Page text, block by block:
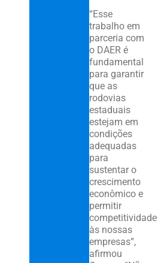
“Esse
trabalho em
parceria com
o DAER é
fundamental
para garantir
que as
rodovias
estaduais
estejam em
condições
adequadas
para
sustentar o
crescimento
econômico e
permitir
competitividade
às nossas
empresas”,
afirmou